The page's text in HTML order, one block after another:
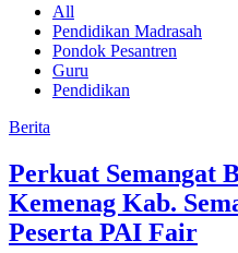
All
Pendidikan Madrasah
Pondok Pesantren
Guru
Pendidikan
Berita
Perkuat Semangat
Kemenag Kab.
Peserta PAI Fair